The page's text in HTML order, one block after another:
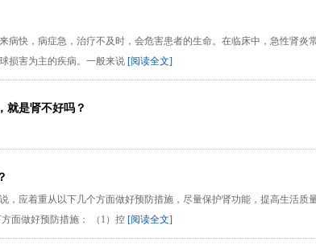
病快，病症急，治疗不及时，会危害患者的生命。在临床中，急性肾炎
损害为主的疾病。一般来说 [阅读全文]
就是肾不好吗？
，应着重从以下几个方面做好预防措施，尽量保护肾功能，提高生活质
面做好预防措施： （1）控 [阅读全文]